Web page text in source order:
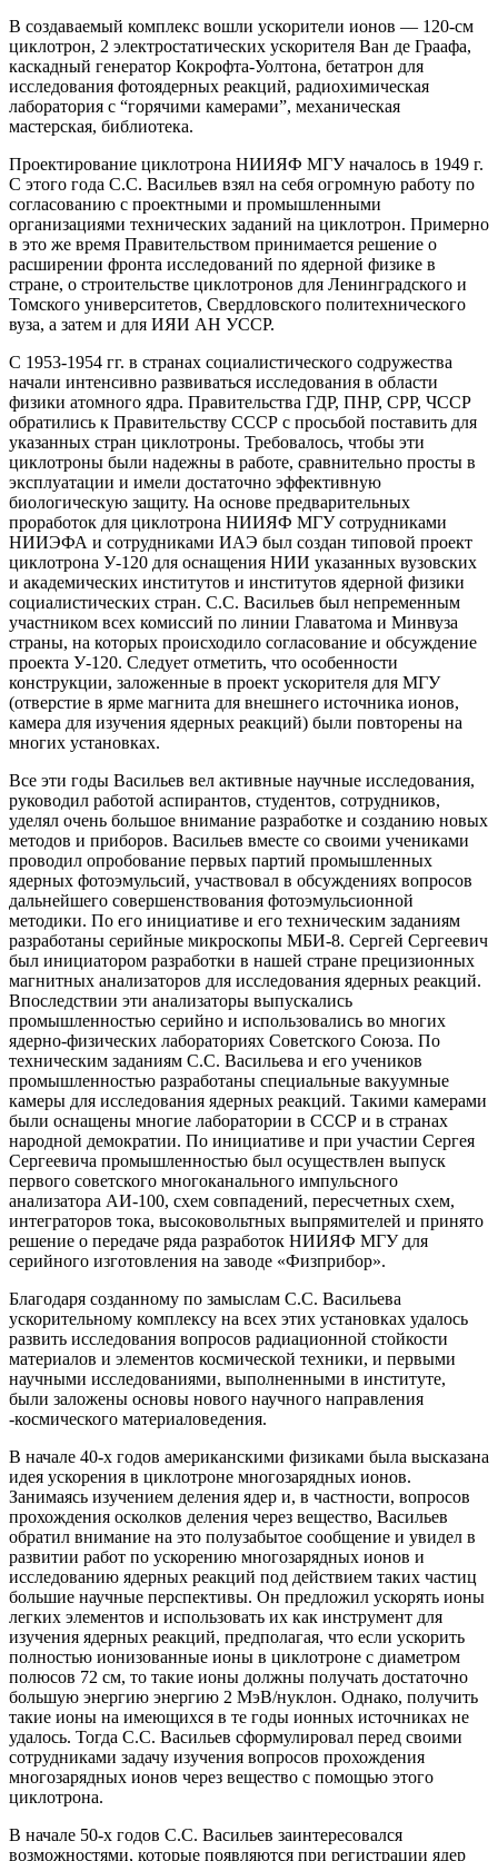
В создаваемый комплекс вошли ускорители ионов — 120-см
циклотрон, 2 электростатических ускорителя Ван де Граафа,
каскадный генератор Кокрофта-Уолтона, бетатрон для
исследования фотоядерных реакций, радиохимическая
лаборатория с “горячими камерами”, механическая
мастерская, библиотека.
Проектирование циклотрона НИИЯФ МГУ началось в 1949 г.
С этого года С.С. Васильев взял на себя огромную работу по
согласованию с проектными и промышленными
организациями технических заданий на циклотрон. Примерно
в это же время Правительством принимается решение о
расширении фронта исследований по ядерной физике в
стране, о строительстве циклотронов для Ленинградского и
Томского университетов, Свердловского политехнического
вуза, а затем и для ИЯИ АН УССР.
С 1953-1954 гг. в странах социалистического содружества
начали интенсивно развиваться исследования в области
физики атомного ядра. Правительства ГДР, ПНР, СРР, ЧССР
обратились к Правительству СССР с просьбой поставить для
указанных стран циклотроны. Требовалось, чтобы эти
циклотроны были надежны в работе, сравнительно просты в
эксплуатации и имели достаточно эффективную
биологическую защиту. На основе предварительных
проработок для циклотрона НИИЯФ МГУ сотрудниками
НИИЭФА и сотрудниками ИАЭ был создан типовой проект
циклотрона У-120 для оснащения НИИ указанных вузовских
и академических институтов и институтов ядерной физики
социалистических стран. С.С. Васильев был непременным
участником всех комиссий по линии Главатома и Минвуза
страны, на которых происходило согласование и обсуждение
проекта У-120. Следует отметить, что особенности
конструкции, заложенные в проект ускорителя для МГУ
(отверстие в ярме магнита для внешнего источника ионов,
камера для изучения ядерных реакций) были повторены на
многих установках.
Все эти годы Васильев вел активные научные исследования,
руководил работой аспирантов, студентов, сотрудников,
уделял очень большое внимание разработке и созданию новых
методов и приборов. Васильев вместе со своими учениками
проводил опробование первых партий промышленных
ядерных фотоэмульсий, участвовал в обсуждениях вопросов
дальнейшего совершенствования фотоэмульсионной
методики. По его инициативе и его техническим заданиям
разработаны серийные микроскопы МБИ-8. Сергей Сергеевич
был инициатором разработки в нашей стране прецизионных
магнитных анализаторов для исследования ядерных реакций.
Впоследствии эти анализаторы выпускались
промышленностью серийно и использовались во многих
ядерно-физических лабораториях Советского Союза. По
техническим заданиям С.С. Васильева и его учеников
промышленностью разработаны специальные вакуумные
камеры для исследования ядерных реакций. Такими камерами
были оснащены многие лаборатории в СССР и в странах
народной демократии. По инициативе и при участии Сергея
Сергеевича промышленностью был осуществлен выпуск
первого советского многоканального импульсного
анализатора АИ-100, схем совпадений, пересчетных схем,
интеграторов тока, высоковольтных выпрямителей и принято
решение о передаче ряда разработок НИИЯФ МГУ для
серийного изготовления на заводе «Физприбор».
Благодаря созданному по замыслам С.С. Васильева
ускорительному комплексу на всех этих установках удалось
развить исследования вопросов радиационной стойкости
материалов и элементов космической техники, и первыми
научными исследованиями, выполненными в институте,
были заложены основы нового научного направления
-космического материаловедения.
В начале 40-х годов американскими физиками была высказана
идея ускорения в циклотроне многозарядных ионов.
Занимаясь изучением деления ядер и, в частности, вопросов
прохождения осколков деления через вещество, Васильев
обратил внимание на это полузабытое сообщение и увидел в
развитии работ по ускорению многозарядных ионов и
исследованию ядерных реакций под действием таких частиц
большие научные перспективы. Он предложил ускорять ионы
легких элементов и использовать их как инструмент для
изучения ядерных реакций, предполагая, что если ускорить
полностью ионизованные ионы в циклотроне с диаметром
полюсов 72 см, то такие ионы должны получать достаточно
большую энергию энергию 2 МэВ/нуклон. Однако, получить
такие ионы на имеющихся в те годы ионных источниках не
удалось. Тогда С.С. Васильев сформулировал перед своими
сотрудниками задачу изучения вопросов прохождения
многозарядных ионов через вещество с помощью этого
циклотрона.
В начале 50-х годов С.С. Васильев заинтересовался
возможностями, которые появляются при регистрации ядер